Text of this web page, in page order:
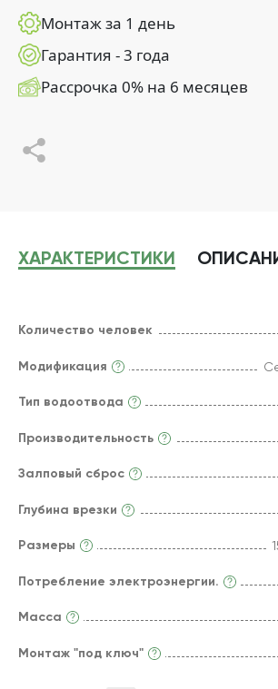
Монтаж за 1 день
Гарантия - 3 года
Рассрочка 0% на 6 месяцев
ХАРАКТЕРИСТИКИ
Количество человек
Модификация
Тип водоотвода
Производительность
Залповый сброс
Глубина врезки
Размеры
Потребление электроэнергии.
Масса
Монтаж "под ключ"